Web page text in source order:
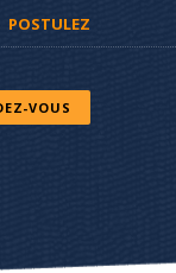
POSTULEZ
VOUS